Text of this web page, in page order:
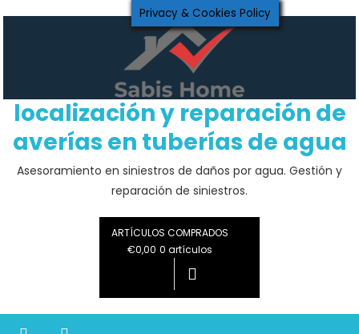
localización y reparación de
averías en tuberías de agua
Asesoramiento en siniestros de daños por agua. Gestión y
reparación de siniestros.
ARTÍCULOS COMPRADOS
€0,00 0 artículos
Privacy & Cookies Policy